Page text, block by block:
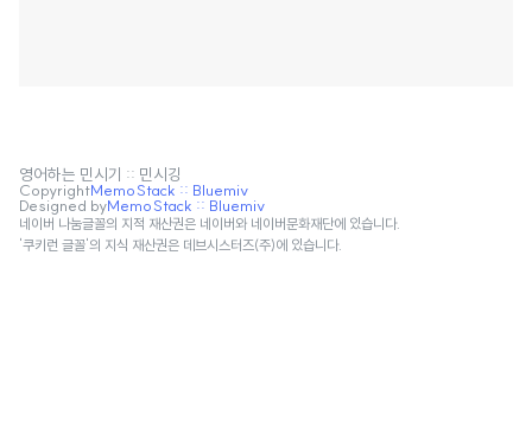
영어하는 민시기 :: 민시깅
CopyrightMemoStack :: Bluemiv
Designed byMemoStack :: Bluemiv
네이버 나눔글꼴의 지적 재산권은 네이버와 네이버문화재단에 있습니다.
'쿠키런 글꼴'의 지식 재산권은 데브시스터즈(주)에 있습니다.